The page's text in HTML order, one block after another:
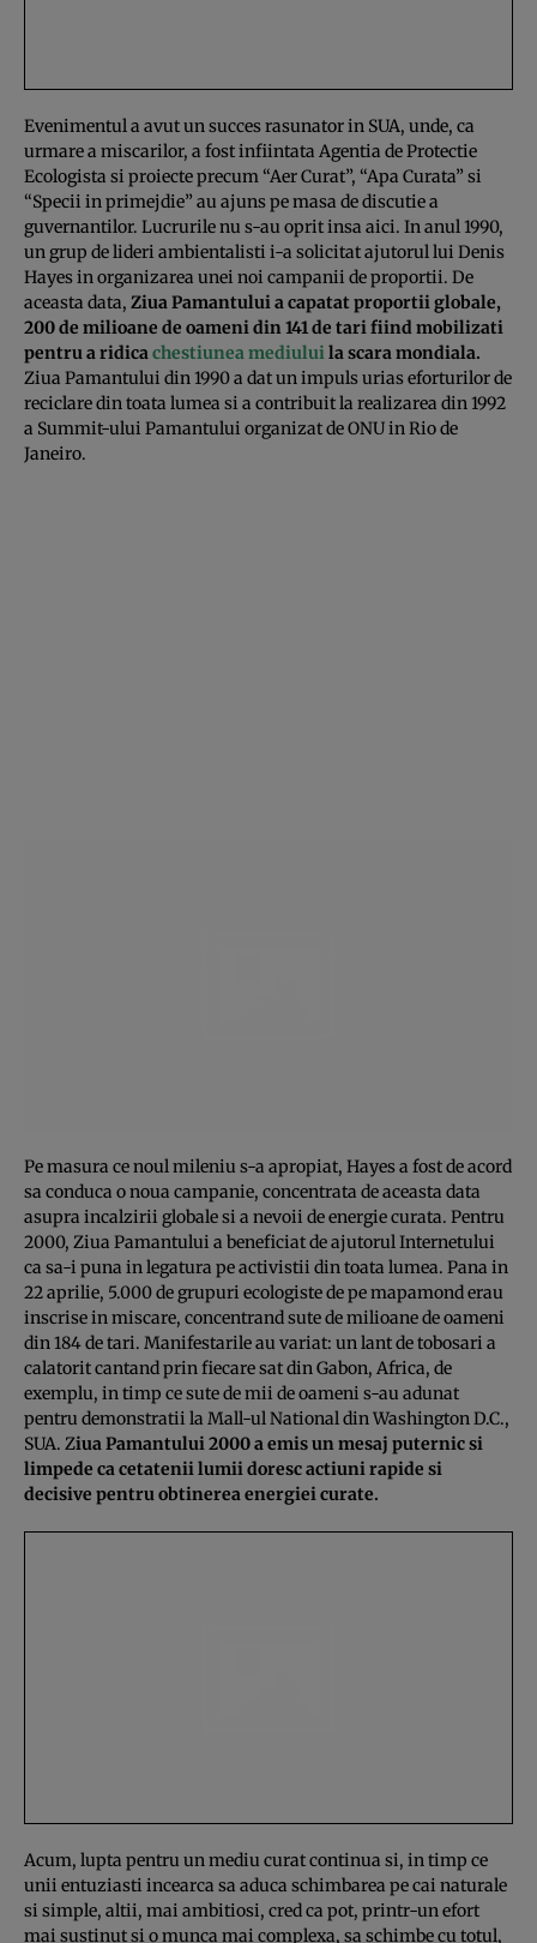
Evenimentul a avut un succes rasunator in SUA, unde, ca
urmare a miscarilor, a fost infiintata Agentia de Protectie
Ecologista si proiecte precum “Aer Curat”, “Apa Curata” si
“Specii in primejdie” au ajuns pe masa de discutie a
guvernantilor. Lucrurile nu s-au oprit insa aici. In anul 1990,
un grup de lideri ambientalisti i-a solicitat ajutorul lui Denis
Hayes in organizarea unei noi campanii de proportii. De
aceasta data, Ziua Pamantului a capatat proportii globale,
200 de milioane de oameni din 141 de tari fiind mobilizati
pentru a ridicachestiunea mediuluila scara mondiala.
Ziua Pamantului din 1990 a dat un impuls urias eforturilor de
reciclare din toata lumea si a contribuit la realizarea din 1992
a Summit-ului Pamantului organizat de ONU in Rio de
Janeiro.
Pe masura ce noul mileniu s-a apropiat, Hayes a fost de acord
sa conduca o noua campanie, concentrata de aceasta data
asupra incalzirii globale si a nevoii de energie curata. Pentru
2000, Ziua Pamantului a beneficiat de ajutorul Internetului
ca sa-i puna in legatura pe activistii din toata lumea. Pana in
22 aprilie, 5.000 de grupuri ecologiste de pe mapamond erau
inscrise in miscare, concentrand sute de milioane de oameni
din 184 de tari. Manifestarile au variat: un lant de tobosari a
calatorit cantand prin fiecare sat din Gabon, Africa, de
exemplu, in timp ce sute de mii de oameni s-au adunat
pentru demonstratii la Mall-ul National din Washington D.C.,
SUA. Ziua Pamantului 2000 a emis un mesaj puternic si
limpede ca cetatenii lumii doresc actiuni rapide si
decisive pentru obtinerea energiei curate.
Acum, lupta pentru un mediu curat continua si, in timp ce
unii entuziasti incearca sa aduca schimbarea pe cai naturale
si simple, altii, mai ambitiosi, cred ca pot, printr-un efort
mai sustinut si o munca mai complexa, sa schimbe cu totul,